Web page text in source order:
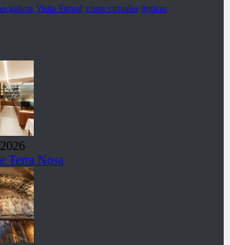
galicia Visita Virtual vistas virtuales ópticas
Terra Nosa